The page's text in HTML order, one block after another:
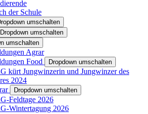
der Schule
umschalten
Dropdown umschalten
umschalten
Agrar
Food
Dropdown umschalten
kürt Jungwinzerin und Jungwinzer des
2024
Dropdown umschalten
Feldtage 2026
Wintertagung 2026